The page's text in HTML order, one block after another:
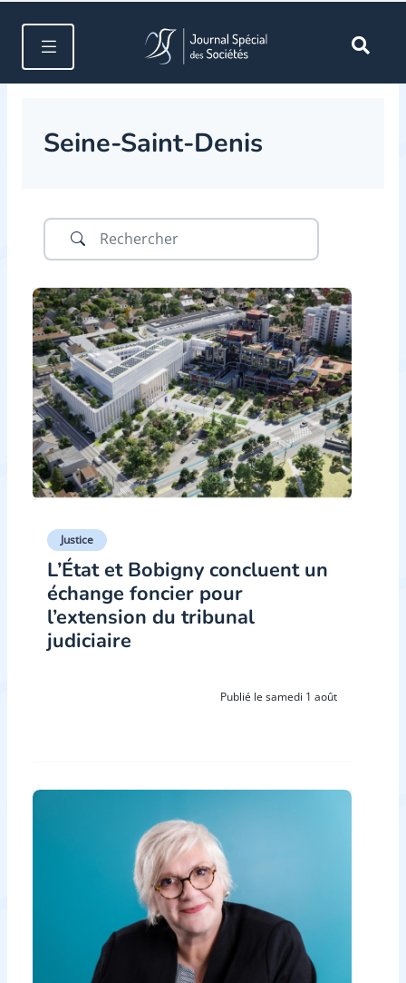
Seine-Saint-Denis
Justice
L’État et Bobigny concluent un
échange foncier pour
l’extension du tribunal
judiciaire
Publié le samedi 1 août